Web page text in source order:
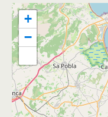
+
−